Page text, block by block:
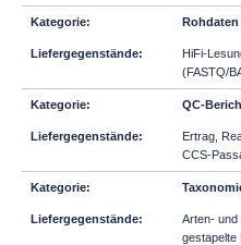
Rohdaten
HiFi-
(FASTQ/
QC-
Ertrag,
CCS-
Arten- und
gestapelte